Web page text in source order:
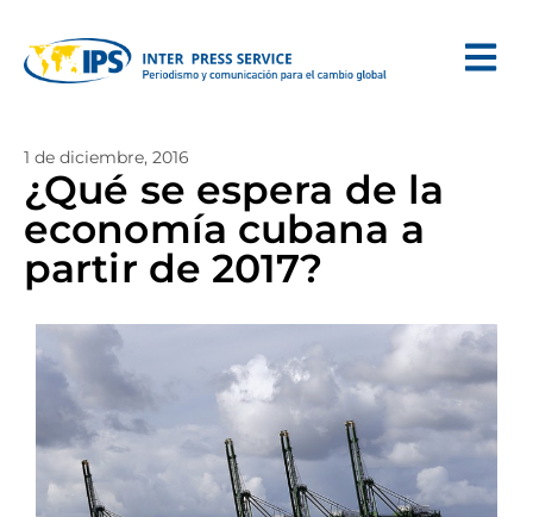
1 de diciembre, 2016
¿Qué se espera de la
economía cubana a
partir de 2017?